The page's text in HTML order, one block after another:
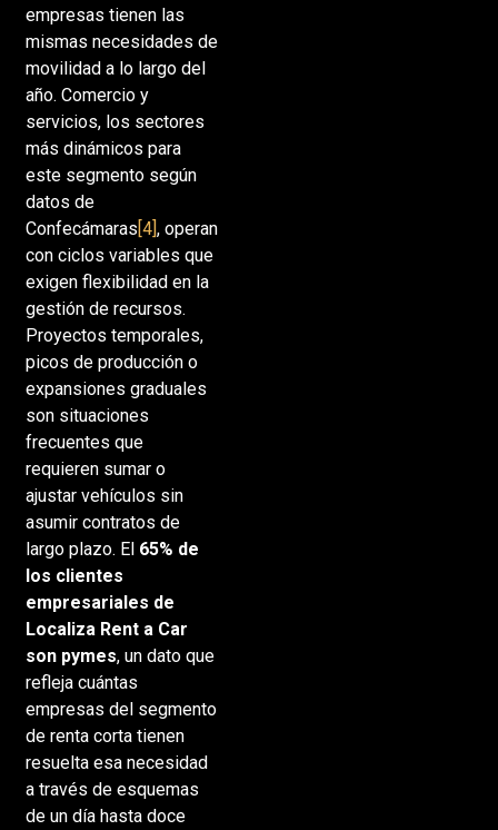
empresas tienen las
mismas necesidades de
movilidad a lo largo del
año. Comercio y
servicios, los sectores
más dinámicos para
este segmento según
datos de
Confecámaras[4], operan
con ciclos variables que
exigen flexibilidad en la
gestión de recursos.
Proyectos temporales,
picos de producción o
expansiones graduales
son situaciones
frecuentes que
requieren sumar o
ajustar vehículos sin
asumir contratos de
largo plazo. El 65% de
los clientes
empresariales de
Localiza Rent a Car
son pymes, un dato que
refleja cuántas
empresas del segmento
de renta corta tienen
resuelta esa necesidad
a través de esquemas
de un día hasta doce